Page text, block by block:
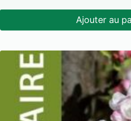
Ajouter au